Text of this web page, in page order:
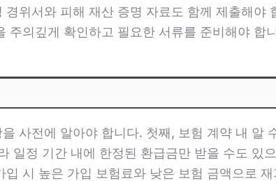
위서와 피해 재산 증명 자료도 함께 제출해야
주의깊게 확인하고 필요한 서류를 준비해야 합
사전에 알아야 합니다. 첫째, 보험 계약 내 알
일정 기간 내에 한정된 환급금만 받을 수도 있
시 높은 가입 보험료와 낮은 보험 금액으로